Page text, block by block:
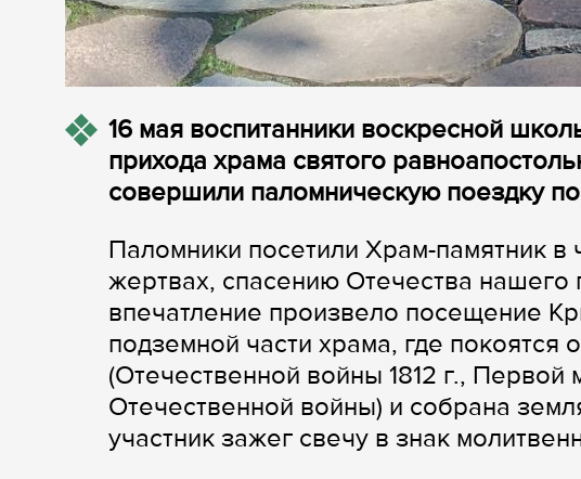
16 мая воспитанники воскресной
прихода храма святого
совершили паломническую поездку
Паломники посетили Храм-памятник в
жертвах, спасению Отечества
впечатление произвело посещение
подземной части храма, где покоятся
(Отечественной войны 1812 г.,
Отечественной войны) и собрана
участник зажег свечу в знак